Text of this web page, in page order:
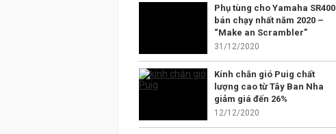
Phụ tùng cho Yamaha SR400
bán chạy nhất năm 2020 –
“Make an Scrambler”
31/12/2020
Kính chắn gió Puig chất
lượng cao từ Tây Ban Nha
giảm giá đến 26%
12/12/2020